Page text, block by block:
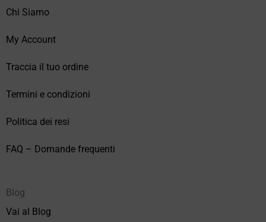
Chi Siamo
My Account
Traccia il tuo ordine
Termini e condizioni
Politica dei resi
FAQ – Domande frequenti
Blog
Vai al Blog